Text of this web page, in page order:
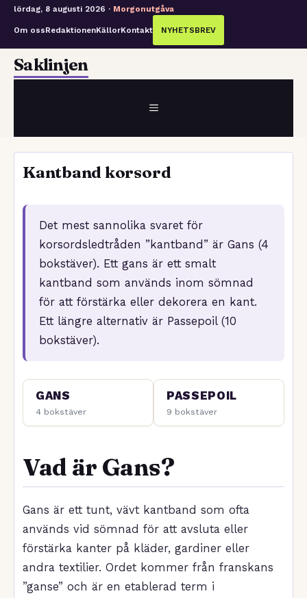
lördag, 8 augusti 2026 · Morgonutgåva
Om ossRedaktionenKällorKontakt NYHETSBREV
Hoppa
Saklinjen
MENY
Kantband korsord
Det mest sannolika svaret för
korsordsledtråden ”kantband” är Gans (4
bokstäver). Ett gans är ett smalt
kantband som används inom sömnad
för att förstärka eller dekorera en kant.
Ett längre alternativ är Passepoil (10
bokstäver).
GANS
4 bokstäver
PASSEPOIL
9 bokstäver
Vad är Gans?
Gans är ett tunt, vävt kantband som ofta
används vid sömnad för att avsluta eller
förstärka kanter på kläder, gardiner eller
andra textilier. Ordet kommer från franskans
”ganse” och är en etablerad term i